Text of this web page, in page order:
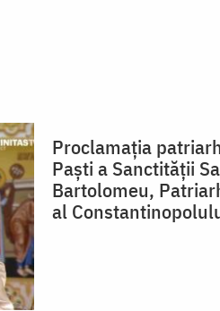
Proclamația
Paști a Sanctității
Bartolomeu,
al